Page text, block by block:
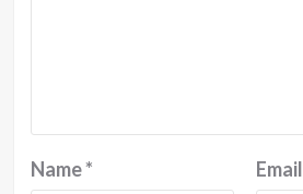
Name* Email